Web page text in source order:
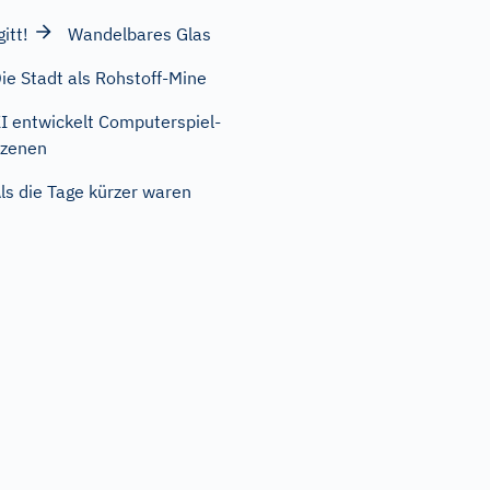
Wandelbares Glas
Stadt als Rohstoff-Mine
entwickelt Computerspiel-
die Tage kürzer waren